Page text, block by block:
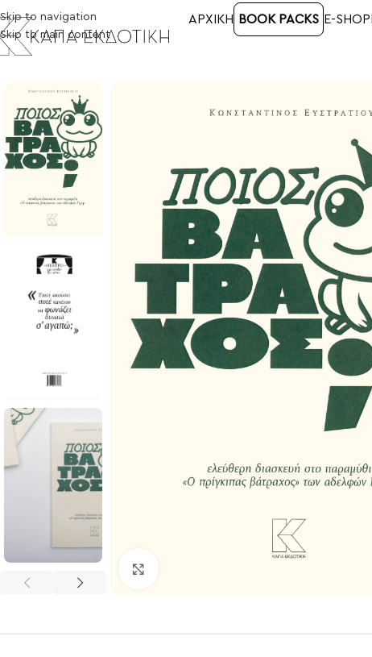
Skip to navigation
Skip to main content
ΑΡΧΙΚΉ BOOK PACKS E-SHOP